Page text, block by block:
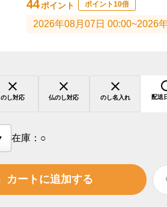
44ポイント ポイント10倍
2026年08月07日 00:00~2026
のし対応 仏のし対応 のし名入れ 配送
在庫： ○
カートに追加する